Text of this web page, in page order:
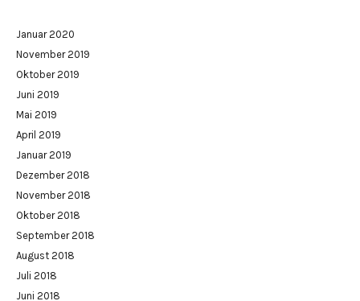
Januar 2020
November 2019
Oktober 2019
Juni 2019
Mai 2019
April 2019
Januar 2019
Dezember 2018
November 2018
Oktober 2018
September 2018
August 2018
Juli 2018
Juni 2018